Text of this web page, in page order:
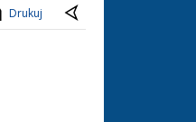
Drukuj